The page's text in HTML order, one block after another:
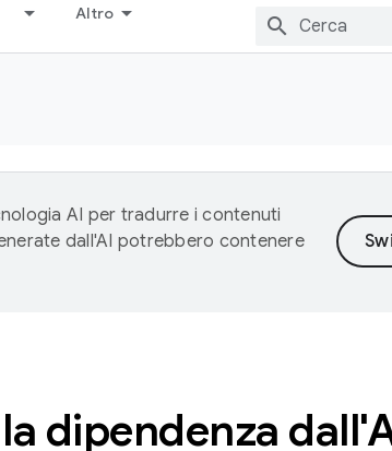
Altro
AI per tradurre i contenuti
dall'AI potrebbero contenere
dipendenza